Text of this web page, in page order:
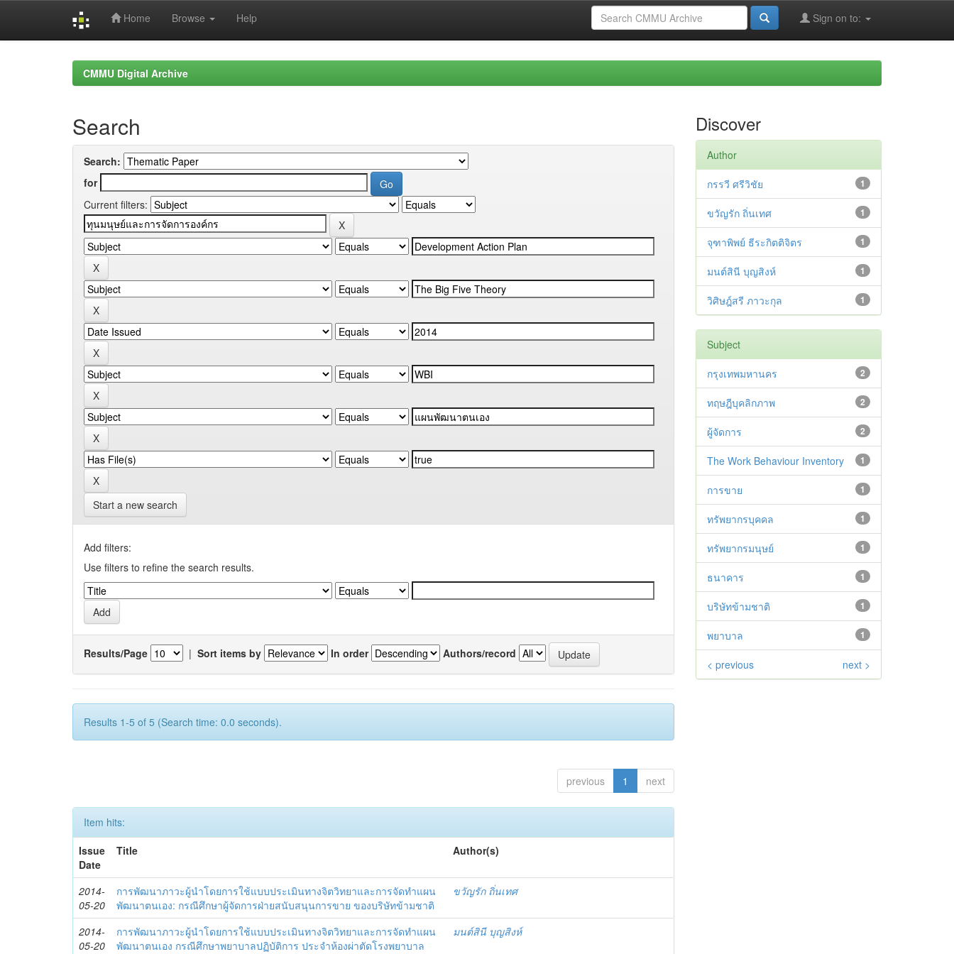
Home Browse Help Sign on to:
CMMU Digital Archive
Search
Search:
for
Current filters:
Start a new search
Add filters:
Use filters to refine the search results.
Results/Page | Sort items by In order Authors/record
Results 1-5 of 5 (Search time: 0.0 seconds).
previous 1 next
Item hits:
Issue
Date
Title Author(s)
2014-
05-20
การพัฒนาภาวะผู้นำโดยการใช้แบบประเมินทางจิตวิทยาและการจัดทำแผน
พัฒนาตนเอง: กรณีศึกษาผู้จัดการฝ่ายสนับสนุนการขาย ของบริษัทข้ามชาติ
ขวัญรัก ถิ่นเทศ
2014-
05-20
การพัฒนาภาวะผู้นำโดยการใช้แบบประเมินทางจิตวิทยาและการจัดทำแผน
พัฒนาตนเอง กรณีศึกษาพยาบาลปฏิบัติการ ประจำห้องผ่าตัดโรงพยาบาล
มนต์สินี บุญสิงห์
Discover
Author
1
กรรวี ศรีวิชัย
1
ขวัญรัก ถิ่นเทศ
1
จุฑาพิพย์ ธีระกิตติจิตร
1
มนต์สินี บุญสิงห์
1
วิศิษฎ์สรี ภาวะกุล
Subject
2
กรุงเทพมหานคร
2
ทฤษฎีบุคลิกภาพ
2
ผู้จัดการ
1
The Work Behaviour Inventory
1
การขาย
1
ทรัพยากรบุคคล
1
ทรัพยากรมนุษย์
1
ธนาคาร
1
บริษัทข้ามชาติ
1
พยาบาล
< previous next >